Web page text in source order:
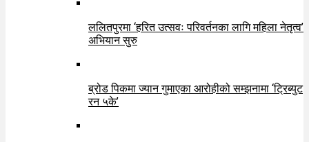
ललितपुरमा ‘हरित उत्सवः परिवर्तनका लागि महिला नेतृत्व’
अभियान सुरु
ब्रोड पिकमा ज्यान गुमाएका आरोहीको सम्झनामा ‘ट्रिब्युट
रन ५के’